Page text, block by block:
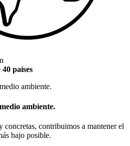
40 países
ambiente.
concretas, contribuimos a mantener el
bajo posible.